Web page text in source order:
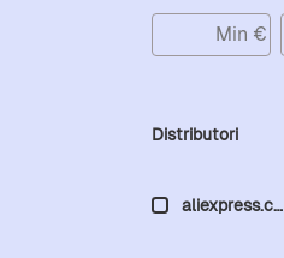
Distributori
aliexpress.c…